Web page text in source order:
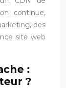
continue,
des
site web
:
?